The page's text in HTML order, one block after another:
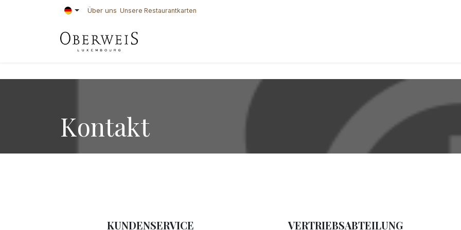
Zum Inhalt springen Über uns Unsere Restaurantkarten
Kontakt
KUNDENSERVICE VERTRIEBSABTEILUNG